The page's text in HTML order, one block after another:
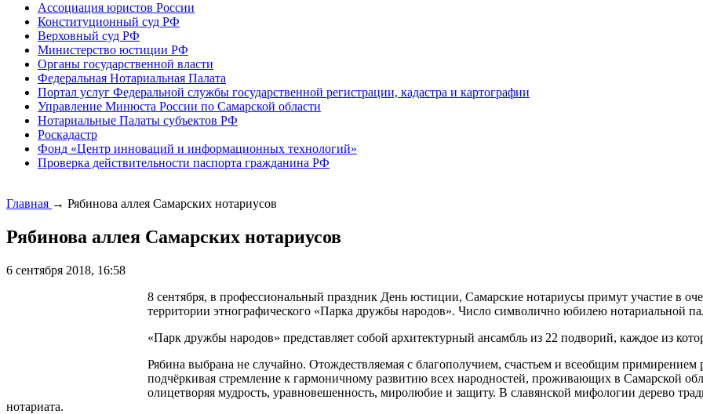
Ассоциация юристов России
Конституционный суд РФ
Верховный суд РФ
Министерство юстиции РФ
Органы государственной власти
Федеральная Нотариальная Палата
Портал услуг Федеральной службы государственной регистрации, кадастра и картографии
Управление Минюста России по Самарской области
Нотариальные Палаты субъектов РФ
Роскадастр
Фонд «Центр инноваций и информационных технологий»
Проверка действительности паспорта гражданина РФ
Главная → Рябинова аллея Самарских нотариусов
Рябинова аллея Самарских нотариусов
6 сентября 2018, 16:58
8 сентября, в профессиональный праздник День юстиции, Самарские нотариусы примут участие в
территории этнографического «Парка дружбы народов». Число символично юбилею нотариальной
«Парк дружбы народов» представляет собой архитектурный ансамбль из 22 подворий, каждое из
Рябина выбрана не случайно. Отождествляемая с благополучием, счастьем и всеобщим примирением
подчёркивая стремление к гармоничному развитию всех народностей, проживающих в Самарской
олицетворяя мудрость, уравновешенность, миролюбие и защиту. В славянской мифологии дерево
нотариата.